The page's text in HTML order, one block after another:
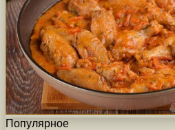
Популярное